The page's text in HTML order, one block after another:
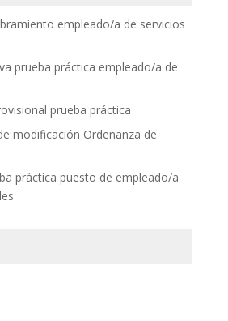
empleado/a de servicios
prueba práctica empleado/a de
prueba práctica
modificación Ordenanza de
práctica puesto de empleado/a